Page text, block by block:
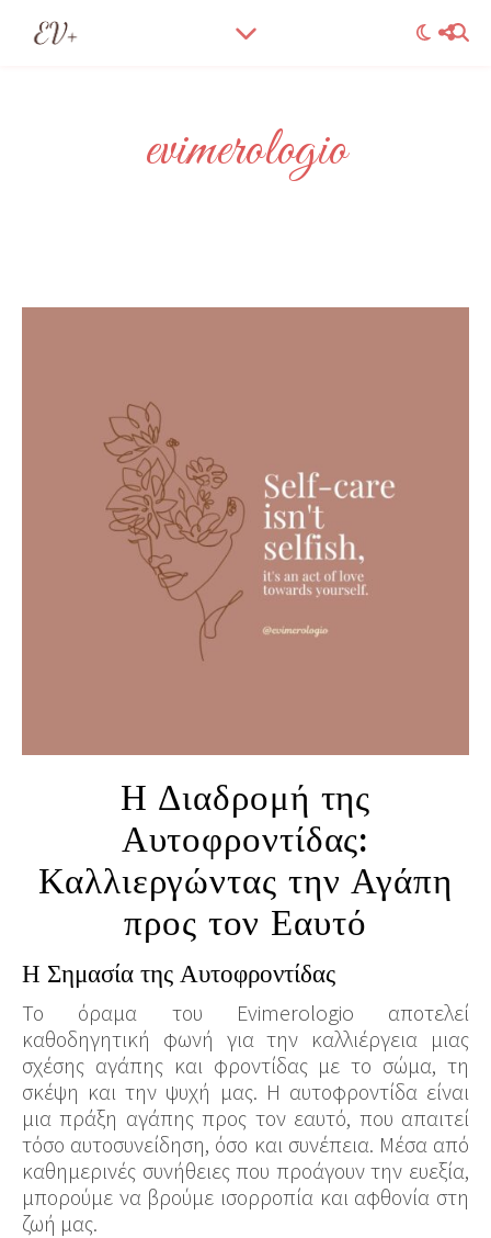
evimerologio
Η Διαδρομή της
Αυτοφροντίδας:
Καλλιεργώντας την Αγάπη
προς τον Εαυτό
Η Σημασία της Αυτοφροντίδας
Το όραμα του Evimerologio αποτελεί
καθοδηγητική φωνή για την καλλιέργεια μιας
σχέσης αγάπης και φροντίδας με το σώμα, τη
σκέψη και την ψυχή μας. Η αυτοφροντίδα είναι
μια πράξη αγάπης προς τον εαυτό, που απαιτεί
τόσο αυτοσυνείδηση, όσο και συνέπεια. Μέσα από
καθημερινές συνήθειες που προάγουν την ευεξία,
μπορούμε να βρούμε ισορροπία και αφθονία στη
ζωή μας.